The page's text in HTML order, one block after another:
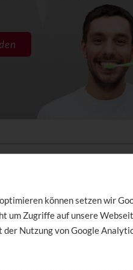
buchen!
können setzen wir
um Zugriffe auf unsere
Nutzung von Google